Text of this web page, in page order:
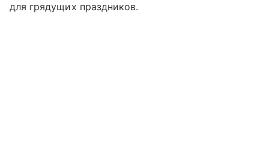
для грядущих праздников.